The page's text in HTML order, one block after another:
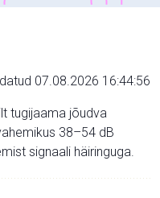
07.08.2026 16:44:56
tugijaama jõudva
38–54 dB
signaali häiringuga.